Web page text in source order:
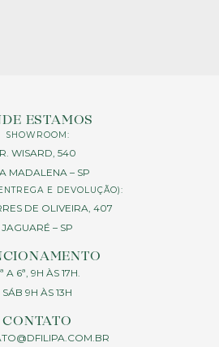
ESTAMOS
SHOWROOM:
R. WISARD, 540
MADALENA – SP
E DEVOLUÇÃO):
DE OLIVEIRA, 407
JAGUARÉ – SP
A 6ª, 9H ÀS 17H.
SÁB 9H ÀS 13H
CONTATO